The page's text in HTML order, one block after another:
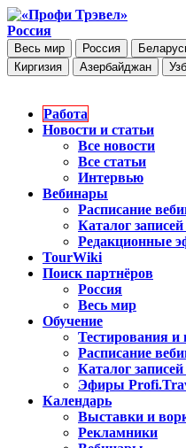
Россия
Весь мир Россия
Киргизия
Азербайджан
Работа
Новости и статьи
Все новости
Все статьи
Интервью
Вебинары
Расписание
Каталог
Редакционные
TourWiki
Поиск партнёров
Россия
Весь мир
Обучение
Тестирования
Расписание
Каталог
Эфиры
Календарь
Выставки и
Рекламники